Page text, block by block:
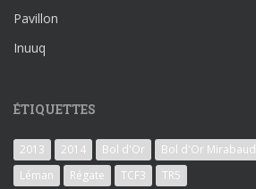
Pavillon
Inuuq
ÉTIQUETTES
2013 2014 Bol d'Or Bol d'Or Mirabaud
Léman
Régate TCF3 TR5